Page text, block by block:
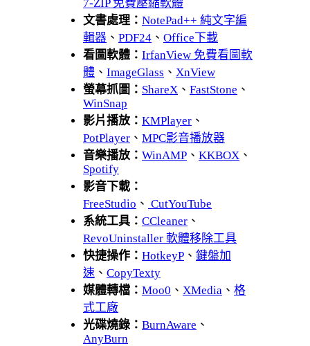
7-ZIP 免費壓縮軟體
文書處理： NotePad++ 純文字編
輯器 、 PDF24 、 Office下載
看圖軟體： IrfanView 免費看圖軟
體 、 ImageGlass 、 XnView
螢幕抓圖： ShareX 、 FastStone 、
WinSnap
影片播放： KMPlayer 、
PotPlayer 、 MPC影音播放器
音樂播放： WinAMP 、 KKBOX 、
Spotify
影音下載：
FreeStudio 、 CutYouTube
系統工具： CCleaner 、
RevoUninstaller 軟體移除工具
快捷操作： HotkeyP 、 鍵盤加
速 、 CopyTexty
媒體轉檔： Moo0 、 XMedia 、 格
式工廠
光碟燒錄： BurnAware 、
AnyBurn